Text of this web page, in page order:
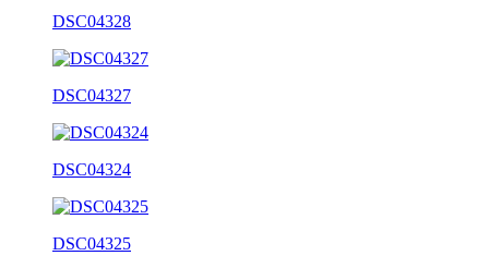
DSC04328
DSC04327
DSC04324
DSC04325